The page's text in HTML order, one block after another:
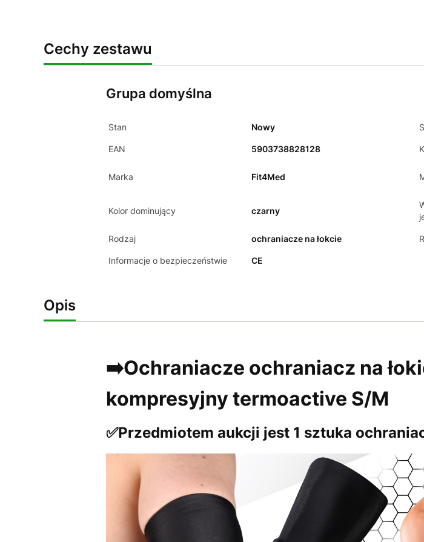
Cechy zestawu
Grupa domyślna
Stan Nowy
EAN 5903738828128
Marka Fit4Med
Kolor dominujący czarny
Rodzaj ochraniacze na łokcie
Informacje o bezpieczeństwie CE
Opis
➡️Ochraniacze ochraniacz na
kompresyjny termoactive S/M
✅Przedmiotem aukcji jest 1 sztuka